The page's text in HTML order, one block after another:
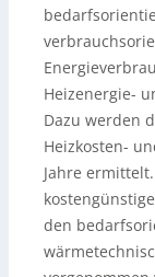
Heizenergie-
Dazu werden
Heizkosten-
Jahre
den